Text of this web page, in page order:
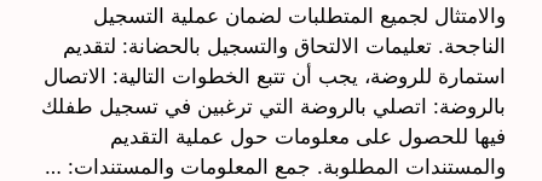
والامتثال لجميع المتطلبات لضمان عملية التسجيل
الناجحة. تعليمات الالتحاق والتسجيل بالحضانة: لتقديم
استمارة للروضة، يجب أن تتبع الخطوات التالية: الاتصال
بالروضة: اتصلي بالروضة التي ترغبين في تسجيل طفلك
فيها للحصول على معلومات حول عملية التقديم
والمستندات المطلوبة. جمع المعلومات والمستندات: …